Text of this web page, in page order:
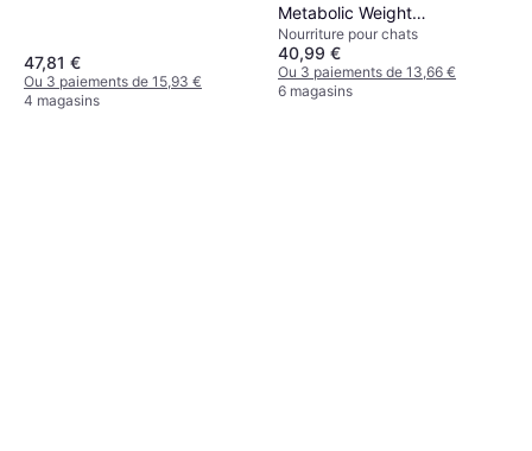
47,81 €
Ou 3 paiements de 15,93 €
4 magasins
Metabolic Weight
Management Chicken 3kg
Nourriture pour chats
40,99 €
Ou 3 paiements de 13,66 €
6 magasins